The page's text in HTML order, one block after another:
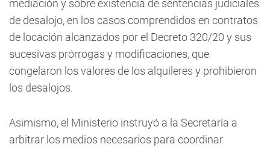
mediación y sobre existencia de sentencias judiciales
de desalojo, en los casos comprendidos en contratos
de locación alcanzados por el Decreto 320/20 y sus
sucesivas prórrogas y modificaciones, que
congelaron los valores de los alquileres y prohibieron
los desalojos.
Asimismo, el Ministerio instruyó a la Secretaría a
arbitrar los medios necesarios para coordinar